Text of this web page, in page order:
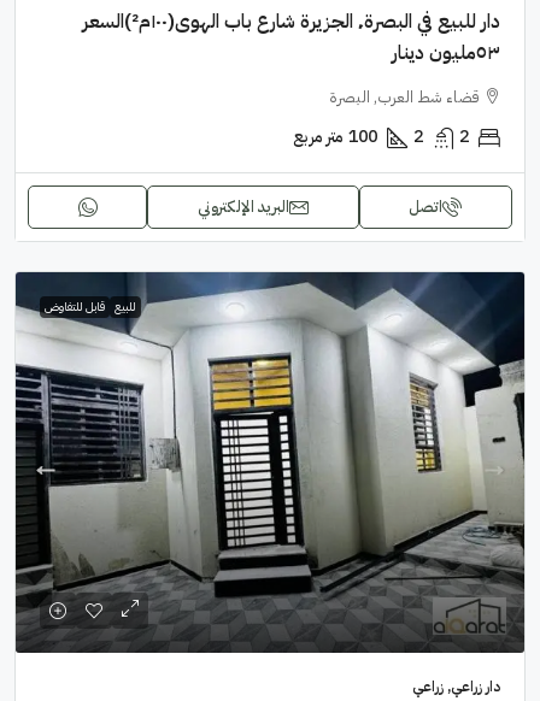
دار للبيع في البصرة٬ الجزيرة شارع باب الهوى(١٠٠م²)السعر
٥٣مليون دينار
قضاء شط العرب, البصرة
2
2
100 متر مربع
اتصل البريد الإلكتروني
للبيع قابل للتفاوض
دار زراعي, زراعي